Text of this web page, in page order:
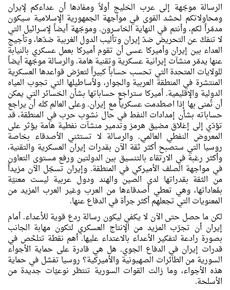
الرسالة موجّهة إلى عرب الخليج أولاً ومفادها أن عداءكم لإيران
ومحاولاتكم لحشد القوى في مواجهة الجمهورية الإسلامية سيكون
مدمّراً لكم، وأنتم في النهاية الخاسرون. وموجّهة أيضاً لإسرائيل التي
لا تنفكّ عن التحريض ضدّ إيران وتأليب الدول الغربية ضدّها، وتأجيج
العداء بين إيران وأميركا عسى أن تقوم أميركا بعمل عسكري بالنيابة
عنها يدمّر منشآت إيرانية عسكرية وتقنية هامة. والرسالة موجّهة أيضاً
للولايات المتحدة التي تحسب حساباً كبيراً لتعرّض قواعدها العسكرية
المنتشرة في المنطقة العربية والجوار، ولأساطيلها التي تجوب المياه
الدولية والإقليمية. أميركا ستراجع حساباتها بشأن الخسائر التي يمكن
أن تُمنى بها إذا اصطدمت عسكرياً مع إيران. وعلى العالم كله أن يراجع
حساباته بشأن إمدادات النفط في حال نشوب حرب في المنطقة، قد
تؤدّي إلى إغلاق مضيق هرمز وتدمير منشآت نفطية هامة يؤثر على
المعروض النفطي العالمي. والرسالة لا تستثني الأصدقاء بخاصة
روسيا التي ستصبح أكثر ثقة الآن بقدرات إيران العسكرية والتقنية،
وأكثر رغبة في الارتقاء بالتنسيق بين الدولتين ورفع مستوى التعاون
في مواجهة الصلف الأميركي في المنطقة. وإيران تسجّل الآن مزيداً
من الثقة بقدراتها لدى الصين والهند ودول عربية ليست معنيّة
بمُعاداتها، وهي تعطي أصدقاءها من العرب وغير العرب المزيد من
المعنويات التي تجعلهم أكثر جرأة في الدفاع عنها.
لكن ما حصل حتى الآن لا يكفي ليكون رسالة ردع قوية للأعداء. أمام
إيران أن تجرّب المزيد من الإنتاج العسكري لتكون مهابة الجانب
بصورة رادعة لتفكير الأعداء بالاعتداء عليها. أهم نقطة تتلخّص في
قدرات إيران في الدفاع الجوي. هل هي قادرة على حماية الأجواء
السورية من الطائرات الصهيونية والأميركية؟ روسيا تفشل في حماية
هذه الأجواء، وما زالت القوات السورية تنتظر نوعيّات جديدة من
الأسلحة.